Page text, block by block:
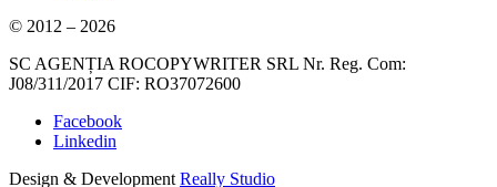
© 2012 – 2026
SC AGENȚIA ROCOPYWRITER SRL Nr. Reg. Com:
J08/311/2017 CIF: RO37072600
Facebook
Linkedin
Design & Development Really Studio